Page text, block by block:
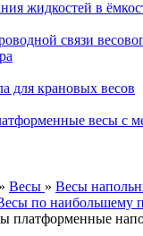
жидкостей в
связи
для крановых весов
весы с
» Весы » Весы
по наибольшему
платформенные